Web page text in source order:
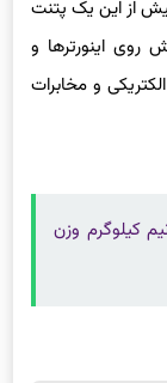
از این یک پتنت
اینورترها و
و مخابرات
کیلوگرم وزن